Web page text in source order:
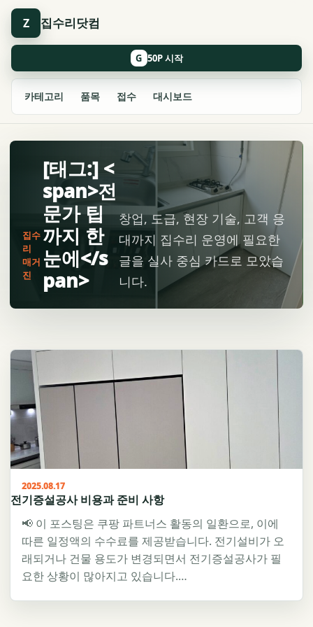
Z 집수리닷컴
카테고리 품목 접수 대시보드
G
집수
리
매거
진
[태그:] <
span>전
문가 팁
까지 한
눈에</s
pan>
창업, 도급, 현장 기술, 고객 응
대까지 집수리 운영에 필요한
글을 실사 중심 카드로 모았습
니다.
2025.08.17
전기증설공사 비용과 준비 사항
📢 이 포스팅은 쿠팡 파트너스 활동의 일환으로, 이에
따른 일정액의 수수료를 제공받습니다. 전기설비가 오
래되거나 건물 용도가 변경되면서 전기증설공사가 필
요한 상황이 많아지고 있습니다.…